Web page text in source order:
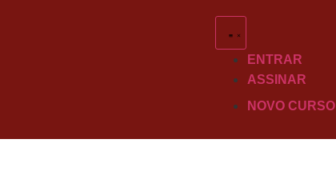
ENTRAR
ASSINAR
NOVO CURSO